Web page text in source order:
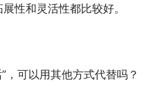
性和灵活性都比较好。
可以用其他方式代替吗？